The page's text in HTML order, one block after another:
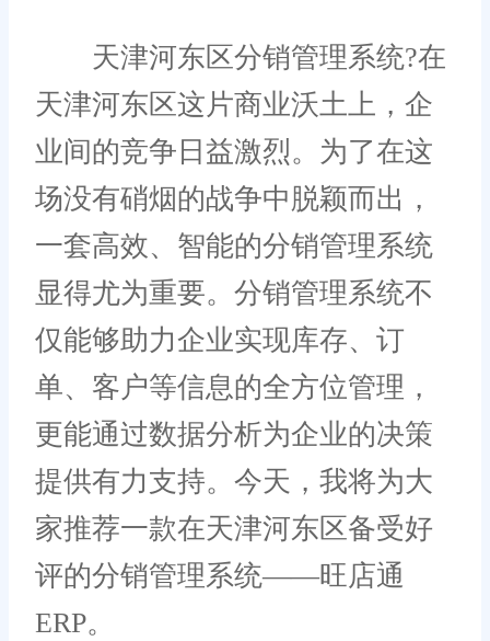
天津河东区分销管理系统?在
天津河东区这片商业沃土上，企
业间的竞争日益激烈。为了在这
场没有硝烟的战争中脱颖而出，
一套高效、智能的分销管理系统
显得尤为重要。分销管理系统不
仅能够助力企业实现库存、订
单、客户等信息的全方位管理，
更能通过数据分析为企业的决策
提供有力支持。今天，我将为大
家推荐一款在天津河东区备受好
评的分销管理系统——旺店通
ERP。